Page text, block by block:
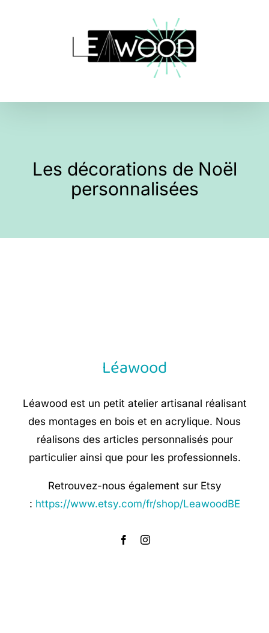
Les décorations de Noël
personnalisées
Léawood
Léawood est un petit atelier artisanal réalisant
des montages en bois et en acrylique. Nous
réalisons des articles personnalisés pour
particulier ainsi que pour les professionnels.
Retrouvez-nous également sur Etsy
: https://www.etsy.com/fr/shop/LeawoodBE